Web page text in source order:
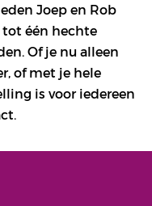
Joep en Rob
één hechte
Of je nu alleen
of met je hele
is voor iedereen